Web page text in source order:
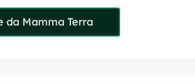
da Mamma Terra